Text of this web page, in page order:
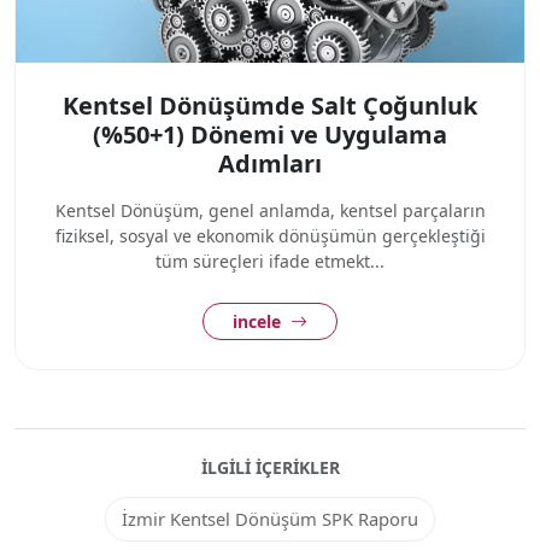
Kentsel Dönüşümde Salt Çoğunluk
(%50+1) Dönemi ve Uygulama
Adımları
Kentsel Dönüşüm, genel anlamda, kentsel parçaların
fiziksel, sosyal ve ekonomik dönüşümün gerçekleştiği
tüm süreçleri ifade etmekt...
incele
İLGILI İÇERIKLER
İzmir Kentsel Dönüşüm SPK Raporu